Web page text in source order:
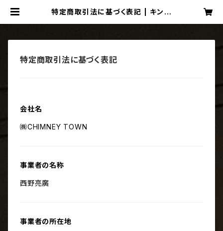
特定商取引法に基づく表記 | キンコ
特定商取引法に基づく表記
会社名
㈱CHIMNEY TOWN
事業者の名称
西野亮廣
事業者の所在地